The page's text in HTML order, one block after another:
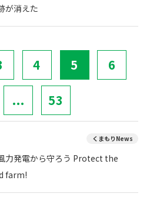
が消えた
4 5 6
... 53
くまもりNews
力発電から守ろう Protect the
farm!